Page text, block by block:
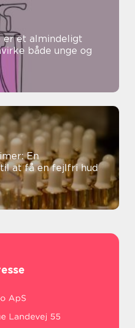
er et almindeligt
både unge og
En
at få en fejlfri hud